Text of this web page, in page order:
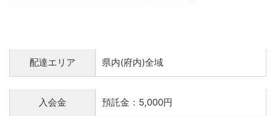
配達エリア 県内(府内)全域
入会金 預託金：5,000円